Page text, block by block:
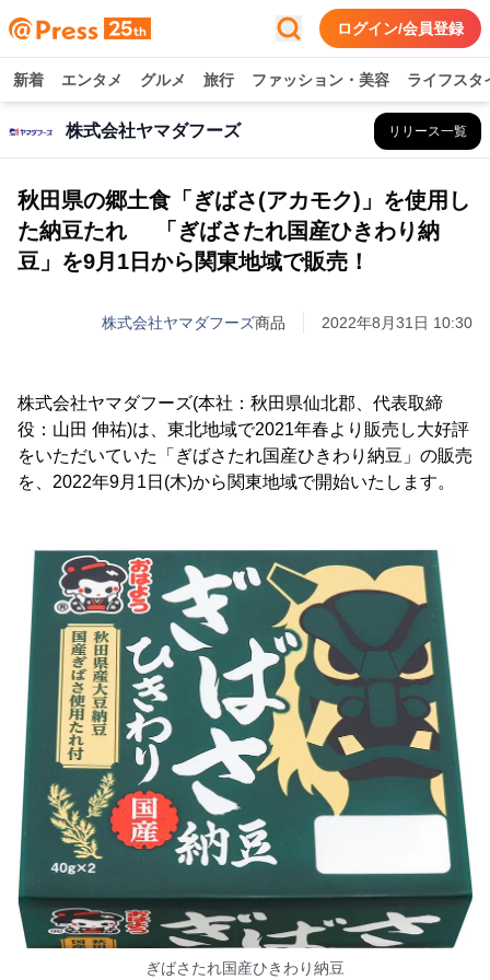
ログイン/会員登録
新着 エンタメ グルメ 旅行 ファッション・美容 ライフスタ
株式会社ヤマダフーズ リリース一覧
秋田県の郷土食「ぎばさ(アカモク)」を使用し
た納豆たれ 「ぎばさたれ国産ひきわり納
豆」を9月1日から関東地域で販売！
株式会社ヤマダフーズ商品 2022年8月31日 10:30
株式会社ヤマダフーズ(本社：秋田県仙北郡、代表取締
役：山田 伸祐)は、東北地域で2021年春より販売し大好評
をいただいていた「ぎばさたれ国産ひきわり納豆」の販売
を、2022年9月1日(木)から関東地域で開始いたします。
ぎばさたれ国産ひきわり納豆